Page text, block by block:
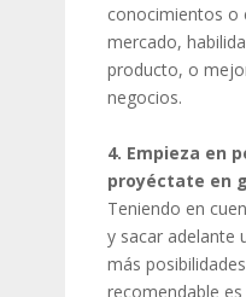
conocimientos o
mercado,
producto, o
negocios.
4. Empieza en
proyéctate en
Teniendo en
y sacar adelante
más
recomendable